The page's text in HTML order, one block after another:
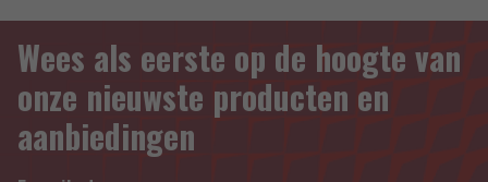
Wees als eerste op de hoogte van
onze nieuwste producten en
aanbiedingen